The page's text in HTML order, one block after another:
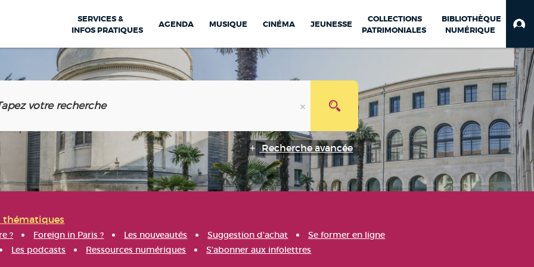
SERVICES &
INFOS PRATIQUES
AGENDA MUSIQUE CINÉMA JEUNESSE
COLLECTIONS
PATRIMONIALES
BIBLIOTHÈQUE
NUMÉRIQUE
Recherche avancée
thématiques
? Foreign in Paris ? Les nouveautés Suggestion d'achat
Se former en ligne
Les podcasts Ressources numériques S'abonner aux infolettres